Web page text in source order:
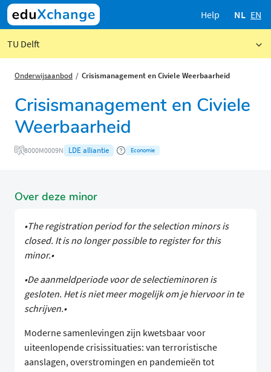
Help NL EN
TU Delft
Onderwijsaanbod Crisismanagement en Civiele Weerbaarheid
Crisismanagement en Civiele
Weerbaarheid
8000M0009N LDE alliantie Economie
Over deze minor
•The registration period for the selection minors is
closed. It is no longer possible to register for this
minor.•
•De aanmeldperiode voor de selectieminoren is
gesloten. Het is niet meer mogelijk om je hiervoor in te
schrijven.•
Moderne samenlevingen zijn kwetsbaar voor
uiteenlopende crisissituaties: van terroristische
aanslagen, overstromingen en pandemieën tot